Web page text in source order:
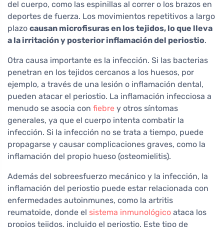
del cuerpo, como las espinillas al correr o los brazos en
deportes de fuerza. Los movimientos repetitivos a largo
plazo causan microfisuras en los tejidos, lo que lleva
a la irritación y posterior inflamación del periostio.
Otra causa importante es la infección. Si las bacterias
penetran en los tejidos cercanos a los huesos, por
ejemplo, a través de una lesión o inflamación dental,
pueden atacar el periostio. La inflamación infecciosa a
menudo se asocia con fiebre y otros síntomas
generales, ya que el cuerpo intenta combatir la
infección. Si la infección no se trata a tiempo, puede
propagarse y causar complicaciones graves, como la
inflamación del propio hueso (osteomielitis).
Además del sobreesfuerzo mecánico y la infección, la
inflamación del periostio puede estar relacionada con
enfermedades autoinmunes, como la artritis
reumatoide, donde el sistema inmunológico ataca los
propios tejidos, incluido el periostio. Este tipo de